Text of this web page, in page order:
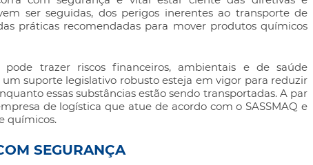
ser seguidas, dos perigos inerentes ao transporte de
práticas recomendadas para mover produtos químicos
trazer riscos financeiros, ambientais e de saúde
suporte legislativo robusto esteja em vigor para reduzir
essas substâncias estão sendo transportadas. A par
de logística que atue de acordo com o SASSMAQ e
químicos.
SEGURANÇA